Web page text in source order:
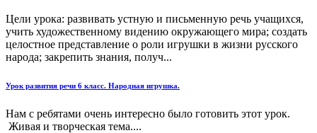
Цели урока: развивать устную и письменную речь учащихся,
учить художественному видению окружающего мира; создать
целостное представление о роли игрушки в жизни русского
народа; закрепить знания, получ...
Урок развития речи 6 класс. Народная игрушка.
Нам с ребятами очень интересно было готовить этот урок.
Живая и творческая тема....